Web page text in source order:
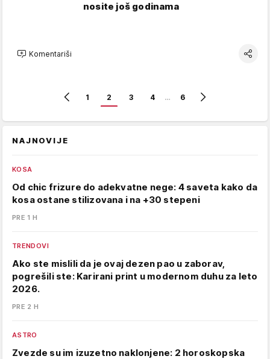
nosite još godinama
Komentariši
1 2 3 4 … 6
NAJNOVIJE
KOSA
Od chic frizure do adekvatne nege: 4 saveta kako da
kosa ostane stilizovana i na +30 stepeni
PRE 1 H
TRENDOVI
Ako ste mislili da je ovaj dezen pao u zaborav,
pogrešili ste: Karirani print u modernom duhu za leto
2026.
PRE 2 H
ASTRO
Zvezde su im izuzetno naklonjene: 2 horoskopska